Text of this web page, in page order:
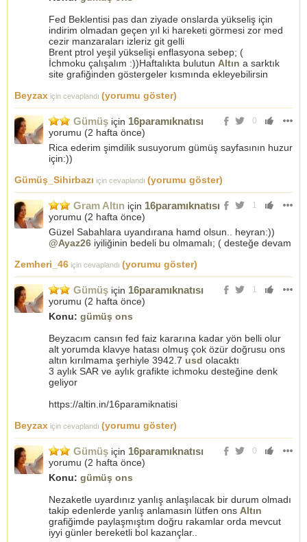
Fed Beklentisi pas dan ziyade onslarda yükseliş için
indirim olmadan geçen yıl ki hareketi görmesi zor med
cezir manzaraları izleriz git gelli
Brent ptrol yeşil yükselişi enflasyona sebep; (
İchmoku çalışalım :))Haftalıkta bulutun Altın a sarktık
site grafiğinden göstergeler kısmında ekleyebilirsin
Beyzax için cevaplandı (yorumu göster)
0
Gümüş için 16paramıknatısı
yorumu (2 hafta önce)
Rica ederim şimdilik susuyorum gümüş sayfasının huzur
için:))
Gümüş_Sihirbazı için cevaplandı (yorumu göster)
1
Gram Altın için 16paramıknatısı
yorumu (2 hafta önce)
Güzel Sabahlara uyandırana hamd olsun.. heyran:))
@Ayaz26 iyiliğinin bedeli bu olmamalı; ( desteğe devam
Zemheri_46 için cevaplandı (yorumu göster)
1
Gümüş için 16paramıknatısı
yorumu (2 hafta önce)
Konu: gümüş ons
Beyzacım cansın fed faiz kararına kadar yön belli olur
alt yorumda klavye hatası olmuş çok özür doğrusu ons
altın kırılmama şerhiyle 3942.7 usd olacaktı
3 aylık SAR ve aylık grafikte ichmoku desteğine denk
geliyor
https://altin.in/16paramiknatisi
Beyzax için cevaplandı (yorumu göster)
0
Gümüş için 16paramıknatısı
yorumu (2 hafta önce)
Konu: gümüş ons
Nezaketle uyardınız yanlış anlaşılacak bir durum olmadı
takip edenlerde yanlış anlamasın lütfen ons Altın
grafiğimde paylaşmıştım doğru rakamlar orda mevcut
iyyi günler bereketli bol kazançlar..